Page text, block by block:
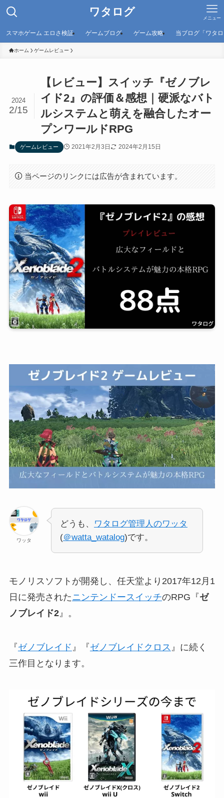
ワタログ メニュー
スマホゲーム エロさ検証 ゲームブログ ゲーム攻略 当ブログ「ワタ
ホーム ゲームレビュー
【レビュー】スイッチ『ゼノブレ
イド2』の評価＆感想｜硬派なバト
ルシステムと萌えを融合したオー
プンワールドRPG
2024
2/15
ゲームレビュー 2021年2月3日 2024年2月15日
当ページのリンクには広告が含まれています。
ワッタ
どうも、
ワタログ管理人のワッタ
(＠watta_watalog)です。
モノリスソフトが開発し、任天堂より2017年12月1
日に発売されたニンテンドースイッチのRPG『ゼ
ノブレイド2』。
『ゼノブレイド 』『ゼノブレイドクロス 』に続く
三作目となります。